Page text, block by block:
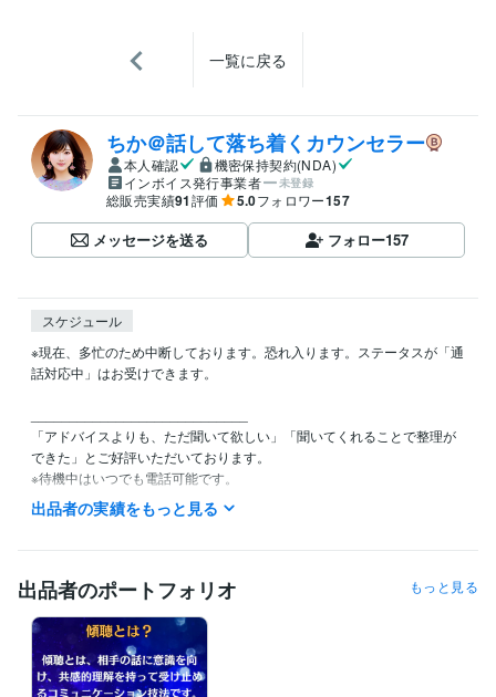
一覧に戻る
ちか＠話して落ち着くカウンセラー
本人確認
機密保持契約(NDA)
インボイス発行事業者
未登録
総販売実績91評価 5.0フォロワー157
メッセージを送る フォロー157
スケジュール
※現在、多忙のため中断しております。恐れ入ります。ステータスが「通
話対応中」はお受けできます。
「アドバイスよりも、ただ聞いて欲しい」「聞いてくれることで整理が
できた」とご好評いただいております。
※待機中はいつでも電話可能です。
お勧め：即レスチャット「電話と同様、レスポンスが早いのでホッとす
https://coconala.com/services/3623541
❖・・
カウンセラーとして従事しているため
ご希望に添えない時間帯があります。
出品者の実績をもっと見る
出品者のポートフォリオ もっと見る